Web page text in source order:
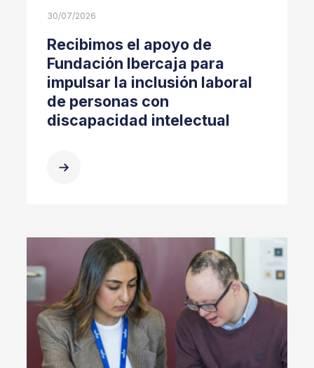
30/07/2026
Recibimos el apoyo de
Fundación Ibercaja para
impulsar la inclusión laboral
de personas con
discapacidad intelectual